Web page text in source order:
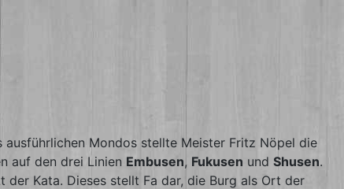
Mondos stellte Meister Fritz Nöpel die
auf den drei Linien Embusen, Fukusen und Shusen.
Kata. Dieses stellt Fa dar, die Burg als Ort der